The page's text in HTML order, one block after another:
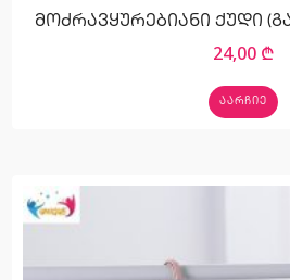
მოძრავყურებიანი ქუდი
24,00 ₾
ᲐᲐᲠᲩᲘᲔ